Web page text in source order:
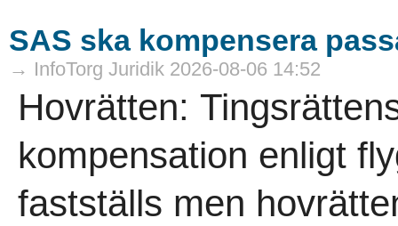
SAS ska kompensera
→ InfoTorg Juridik 2026-08-06 14:52
Hovrätten:
kompensation enligt
fastställs men